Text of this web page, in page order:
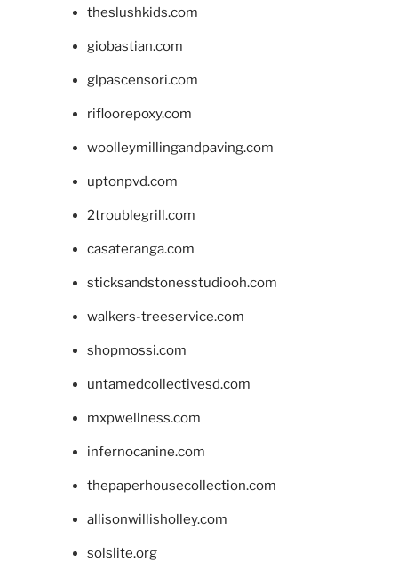
theslushkids.com
giobastian.com
glpascensori.com
rifloorepoxy.com
woolleymillingandpaving.com
uptonpvd.com
2troublegrill.com
casateranga.com
sticksandstonesstudiooh.com
walkers-treeservice.com
shopmossi.com
untamedcollectivesd.com
mxpwellness.com
infernocanine.com
thepaperhousecollection.com
allisonwillisholley.com
solslite.org